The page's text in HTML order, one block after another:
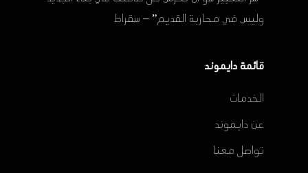
وليس في محاربة القديم” – سقراط
قائمة دايموند
الخدمات
عن دايموند
تواصل معنا